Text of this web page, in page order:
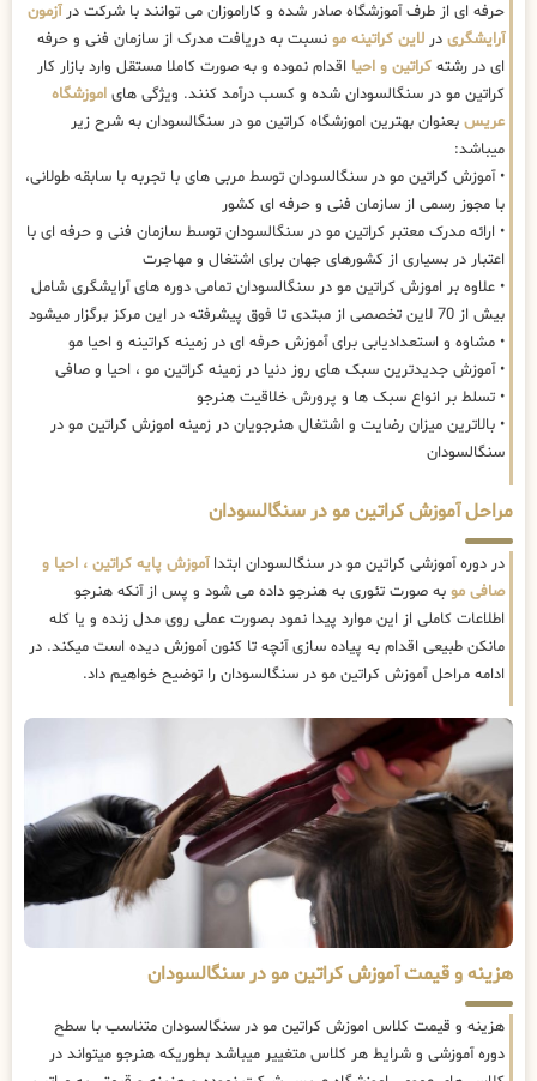
حرفه ای از طرف آموزشگاه صادر شده و کاراموزان می توانند با شرکت درآزمون
آرایشگری در لاین کراتینه مو نسبت به دریافت مدرک از سازمان فنی و حرفه
ای در رشته کراتین و احیا اقدام نموده و به صورت کاملا مستقل وارد بازار کار
کراتین مو در سنگالسودان شده و کسب درآمد کنند. ویژگی های اموزشگاه
عریس بعنوان بهترین اموزشگاه کراتین مو در سنگالسودان به شرح زیر
میباشد:
• آموزش کراتین مو در سنگالسودان توسط مربی های با تجربه با سابقه طولانی،
با مجوز رسمی از سازمان فنی و حرفه ای کشور
• ارائه مدرک معتبر کراتین مو در سنگالسودان توسط سازمان فنی و حرفه ای با
اعتبار در بسیاری از کشورهای جهان برای اشتغال و مهاجرت
• علاوه بر اموزش کراتین مو در سنگالسودان تمامی دوره های آرایشگری شامل
بیش از 70 لاین تخصصی از مبتدی تا فوق پیشرفته در این مرکز برگزار میشود
• مشاوه و استعدادیابی برای آموزش حرفه ای در زمینه کراتینه و احیا مو
• آموزش جدیدترین سبک های روز دنیا در زمینه کراتین مو ، احیا و صافی
• تسلط بر انواع سبک ها و پرورش خلاقیت هنرجو
• بالاترین میزان رضایت و اشتغال هنرجویان در زمینه اموزش کراتین مو در
سنگالسودان
مراحل آموزش کراتین مو در سنگالسودان
در دوره آموزشی کراتین مو در سنگالسودان ابتداآموزش پایه کراتین ، احیا و
صافی مو به صورت تئوری به هنرجو داده می شود و پس از آنکه هنرجو
اطلاعات کاملی از این موارد پیدا نمود بصورت عملی روی مدل زنده و یا کله
مانکن طبیعی اقدام به پیاده سازی آنچه تا کنون آموزش دیده است میکند. در
ادامه مراحل آموزش کراتین مو در سنگالسودان را توضیح خواهیم داد.
هزینه و قیمت آموزش کراتین مو در سنگالسودان
هزینه و قیمت کلاس اموزش کراتین مو در سنگالسودان متناسب با سطح
دوره آموزشی و شرایط هر کلاس متغییر میباشد بطوریکه هنرجو میتواند در